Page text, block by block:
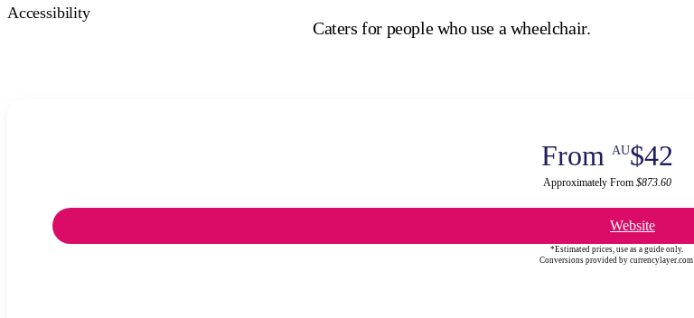
Accessibility
Caters for people who use a wheelchair.
From AU$42
Approximately From $873.60
Website
*Estimated prices, use as a guide only.
Conversions provided by currencylayer.com